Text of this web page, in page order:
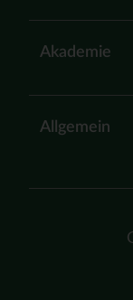
Akademie
Allgemein